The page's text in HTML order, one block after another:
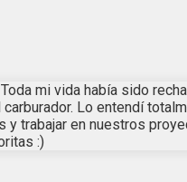
mi vida había sido
Lo entendí
trabajar en nuestros
:)